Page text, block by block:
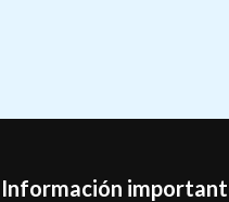
Información